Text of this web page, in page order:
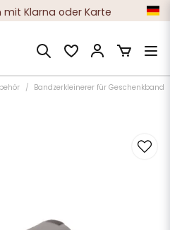
mit Klarna oder Karte
Kunden
Bandzerkleinerer für Geschenkband